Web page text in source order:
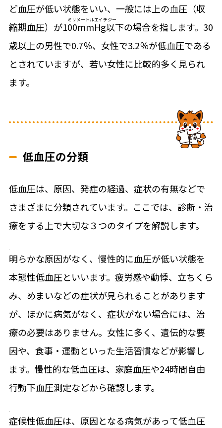
ど血圧が低い状態をいい、一般には上の血圧（収
縮期血圧）が100mmHg以下の場合を指します。30
歳以上の男性で0.7％、女性で3.2％が低血圧である
とされていますが、若い女性に比較的多く見られ
ます。
低血圧の分類
低血圧は、原因、発症の経過、症状の有無などで
さまざまに分類されています。ここでは、診断・治
療をする上で大切な３つのタイプを解説します。
明らかな原因がなく、慢性的に血圧が低い状態を
本態性低血圧といいます。疲労感や動悸、立ちくら
み、めまいなどの症状が見られることがあります
が、ほかに病気がなく、症状がない場合には、治
療の必要はありません。女性に多く、遺伝的な要
因や、食事・運動といった生活習慣などが影響し
ます。慢性的な低血圧は、家庭血圧や24時間自由
行動下血圧測定などから確認します。
症候性低血圧は、原因となる病気があって低血圧